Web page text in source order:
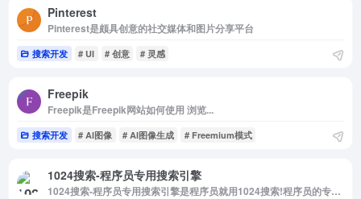
Pinterest
Pinterest是颇具创意的社交媒体和图片分享平台
搜索开发 # UI # 创意 # 灵感
Freepik
Freepik是Freepik网站如何使用 浏览...
搜索开发 # AI图像 # AI图像生成 # Freemium模式
1024搜索-程序员专用搜索引擎
1024搜索-程序员专用搜索引擎是程序员就用1024搜索!程序员的专用搜索引擎!